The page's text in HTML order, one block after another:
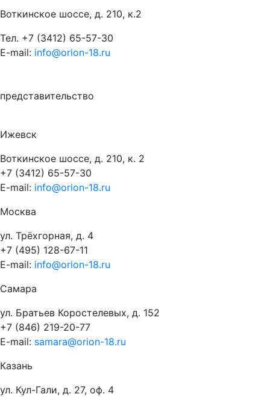
Воткинское шоссе, д. 210, к.2
Тел. +7 (3412) 65-57-30
E-mail: info@orion-18.ru
представительство
Ижевск
Воткинское шоссе, д. 210, к. 2
+7 (3412) 65-57-30
E-mail: info@orion-18.ru
Москва
ул. Трёхгорная, д. 4
+7 (495) 128-67-11
E-mail: info@orion-18.ru
Самара
ул. Братьев Коростелевых, д. 152
+7 (846) 219-20-77
E-mail: samara@orion-18.ru
Казань
ул. Кул-Гали, д. 27, оф. 4